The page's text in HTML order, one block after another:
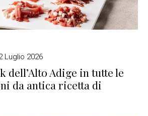
Luglio 2026
dell’Alto Adige in tutte le
da antica ricetta di